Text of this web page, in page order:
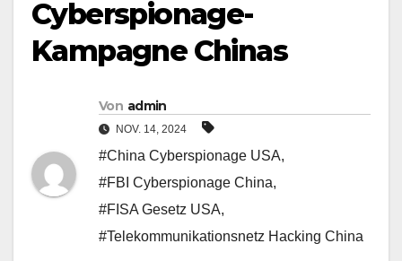
Cyberspionage-
Kampagne Chinas
Von admin
NOV. 14, 2024
#China Cyberspionage USA,
#FBI Cyberspionage China,
#FISA Gesetz USA,
#Telekommunikationsnetz Hacking China